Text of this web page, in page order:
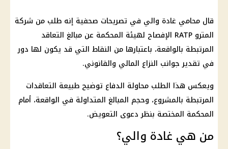
قال محامي غادة والي في تصريحات صحفية إنه طلب من شركة
المترو RATP الإفصاح لهيئة المحكمة عن مبالغ التعاقد
المرتبطة بالواقعة، باعتبارها من النقاط التي قد يكون لها دور
في تقدير جوانب النزاع المالي والقانوني.
ويعكس هذا الطلب محاولة الدفاع توضيح طبيعة التعاقدات
المرتبطة بالمشروع، وحجم المبالغ المتداولة في الواقعة، أمام
المحكمة المختصة بنظر دعوى التعويض.
من هي غادة والي؟